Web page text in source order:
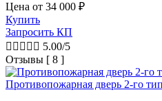
Цена от 34 000 ₽
Купить
Запросить КП
     5.00/5
Отзывы [ 8 ]
Противопожарная дверь 2-го